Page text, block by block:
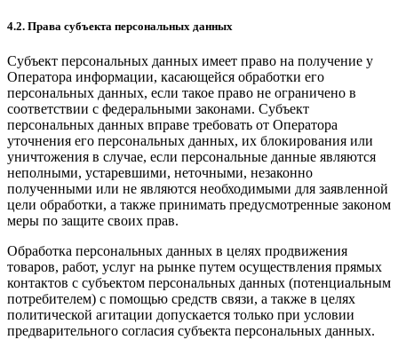
4.2. Права субъекта персональных данных
Субъект персональных данных имеет право на получение у
Оператора информации, касающейся обработки его
персональных данных, если такое право не ограничено в
соответствии с федеральными законами. Субъект
персональных данных вправе требовать от Оператора
уточнения его персональных данных, их блокирования или
уничтожения в случае, если персональные данные являются
неполными, устаревшими, неточными, незаконно
полученными или не являются необходимыми для заявленной
цели обработки, а также принимать предусмотренные законом
меры по защите своих прав.
Обработка персональных данных в целях продвижения
товаров, работ, услуг на рынке путем осуществления прямых
контактов с субъектом персональных данных (потенциальным
потребителем) с помощью средств связи, а также в целях
политической агитации допускается только при условии
предварительного согласия субъекта персональных данных.